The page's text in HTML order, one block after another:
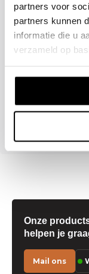
partners voor
partners kunnen
informatie die u
verzameld op
Specificaties
Formaat: 9,8 x
Capaciteit: 6
Onze
helpen je
Mail ons